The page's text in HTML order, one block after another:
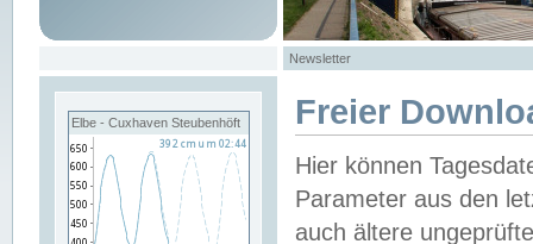
Newsletter
Elbe - Cuxhaven Steubenhöft Freier
Hier können
Parameter aus den
auch ältere